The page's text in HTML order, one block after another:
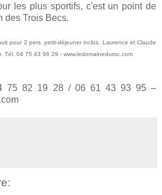
les plus sportifs, c'est un point de
des Trois Becs.
pour 2 pers. petit-déjeuner inclus. Laurence et Claude
Tél. 04 75 43 96 29 - www.ledomaineduroc.com
75 82 19 28 / 06 61 43 93 95 –